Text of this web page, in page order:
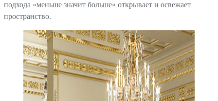
подхода «меньше значит больше» открывает и освежает
пространство.